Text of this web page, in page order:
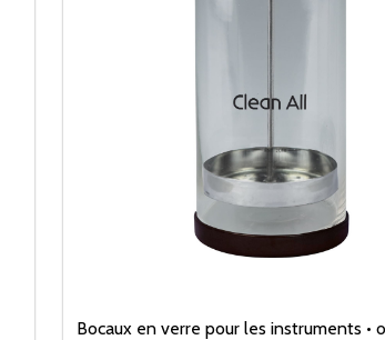
Bocaux en verre pour les instruments •